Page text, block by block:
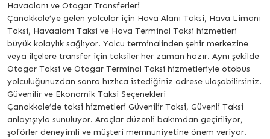
Havaalanı ve Otogar Transferleri
Çanakkale’ye gelen yolcular için Hava Alanı Taksi, Hava Limanı
Taksi, Havaalanı Taksi ve Hava Terminal Taksi hizmetleri
büyük kolaylık sağlıyor. Yolcu terminalinden şehir merkezine
veya ilçelere transfer için taksiler her zaman hazır. Aynı şekilde
Otogar Taksi ve Otogar Terminal Taksi hizmetleriyle otobüs
yolculuğunuzdan sonra hızlıca istediğiniz adrese ulaşabilirsiniz.
Güvenilir ve Ekonomik Taksi Seçenekleri
Çanakkale’de taksi hizmetleri Güvenilir Taksi, Güvenli Taksi
anlayışıyla sunuluyor. Araçlar düzenli bakımdan geçiriliyor,
şoförler deneyimli ve müşteri memnuniyetine önem veriyor.